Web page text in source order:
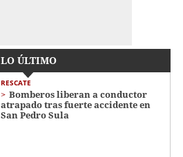
LO ÚLTIMO
RESCATE
Bomberos liberan a conductor
atrapado tras fuerte accidente en
San Pedro Sula